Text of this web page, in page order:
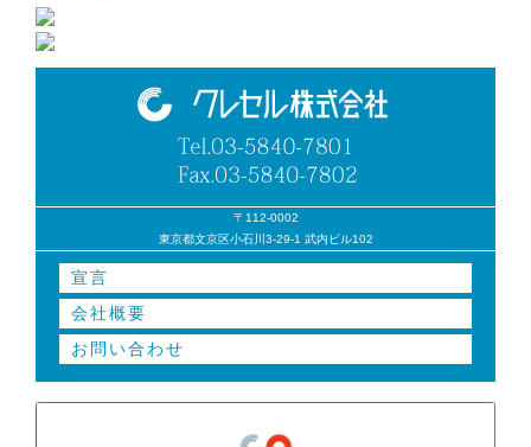
〒112-0002
東京都文京区小石川3-29-1 武内ビル102
宣言
会社概要
お問い合わせ